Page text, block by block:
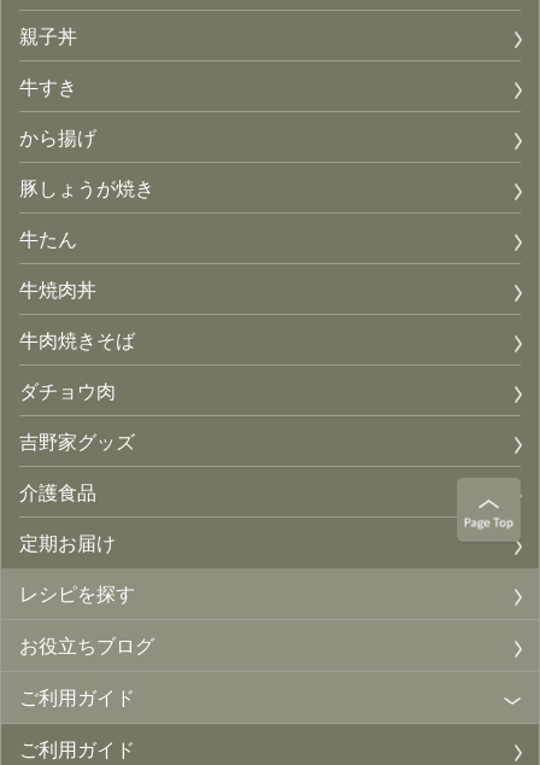
親子丼
牛すき
から揚げ
豚しょうが焼き
牛たん
牛焼肉丼
牛肉焼きそば
ダチョウ肉
吉野家グッズ
介護食品
定期お届け
レシピを探す
お役立ちブログ
ご利用ガイド
ご利用ガイド